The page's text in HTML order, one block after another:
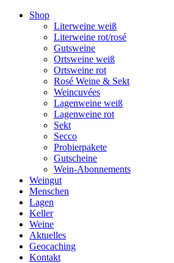
Weiter Shop
Literweine weiß
Literweine rot/rosé
Gutsweine
Ortsweine weiß
Ortsweine rot
Rosé Weine & Sekt
Weincuvées
Lagenweine weiß
Lagenweine rot
Sekt
Secco
Probierpakete
Gutscheine
Wein-Abonnements
Weingut
Menschen
Lagen
Keller
Weine
Aktuelles
Geocaching
Kontakt